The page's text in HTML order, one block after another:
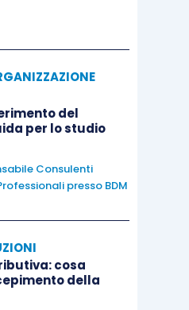
del
per lo studio
Consulenti
presso BDM
cosa
della